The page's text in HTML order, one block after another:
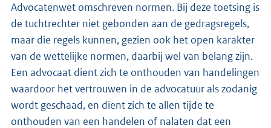
Advocatenwet omschreven normen. Bij deze toetsing is
de tuchtrechter niet gebonden aan de gedragsregels,
maar die regels kunnen, gezien ook het open karakter
van de wettelijke normen, daarbij wel van belang zijn.
Een advocaat dient zich te onthouden van handelingen
waardoor het vertrouwen in de advocatuur als zodanig
wordt geschaad, en dient zich te allen tijde te
onthouden van een handelen of nalaten dat een